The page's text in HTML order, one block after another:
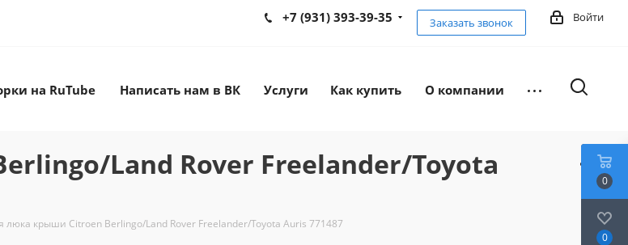
Войти
+7 (931) 393-39-35 Заказать звонок
на RuTube Написать нам в ВК Услуги Как купить О компании
Land Rover Freelander/Toyota
люка крыши Citroen Berlingo/Land Rover Freelander/Toyota Auris 771487
0
0